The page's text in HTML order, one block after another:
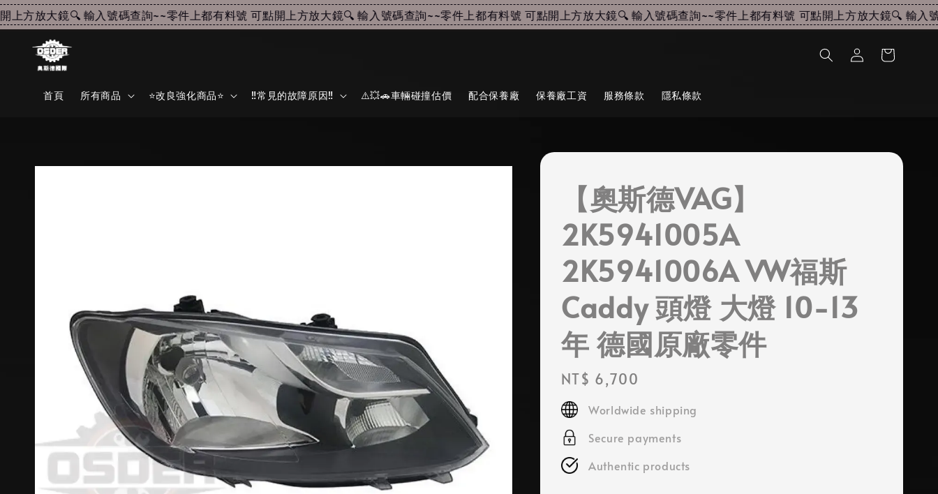
放大鏡🔍 輸入號碼查詢~~零件上都有料號 可點開上方放大鏡🔍 輸入號碼查詢~~零件上都有料號 可點開上方放大鏡🔍 輸入號碼查詢~~零件上都有料號 可點開上方放大鏡🔍 輸入號碼
首頁 所有商品 ⭐改良強化商品⭐ ‼️常見的故障原因‼️ ⚠️💥🚗車輛碰撞估價 配合保養廠 保養廠工資 服務條款 隱私條款
【奧斯德VAG】
2K5941005A
2K5941006A VW福斯
Caddy 頭燈 大燈 10-13
年 德國原廠零件
Regular
price
NT$ 6,700
Worldwide shipping
Secure payments
Authentic products